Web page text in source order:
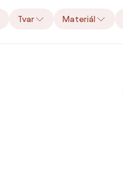
Tvar Materiál